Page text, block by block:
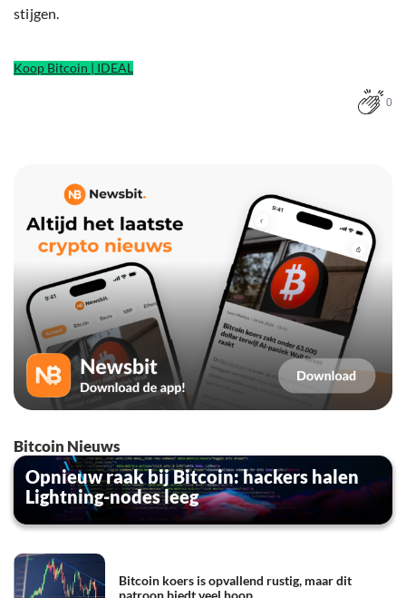
stijgen.
Koop Bitcoin | IDEAL
0
Bitcoin Nieuws
Opnieuw raak bij Bitcoin: hackers halen
Lightning-nodes leeg
Bitcoin koers is opvallend rustig, maar dit
patroon biedt veel hoop